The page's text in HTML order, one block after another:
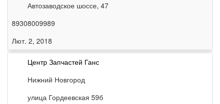
Автозаводское шоссе, 47
89308009989
Лют. 2, 2018
Центр Запчастей Ганс
Нижний Новгород
улица Гордеевская 59б